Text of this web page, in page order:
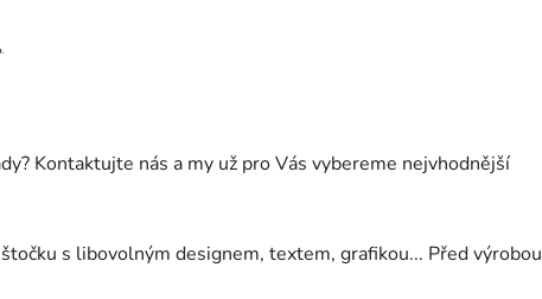
.
Kontaktujte nás a my už pro Vás vybereme nejvhodnější
s libovolným designem, textem, grafikou... Před výrobou